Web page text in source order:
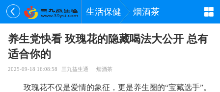
生活保健 烟酒茶
养生党快看 玫瑰花的隐藏喝法大公开 总有
适合你的
2025-09-18 16:08:58 三九益生通 烟酒茶
玫瑰花不仅是爱情的象征，更是养生圈的“宝藏选手”。